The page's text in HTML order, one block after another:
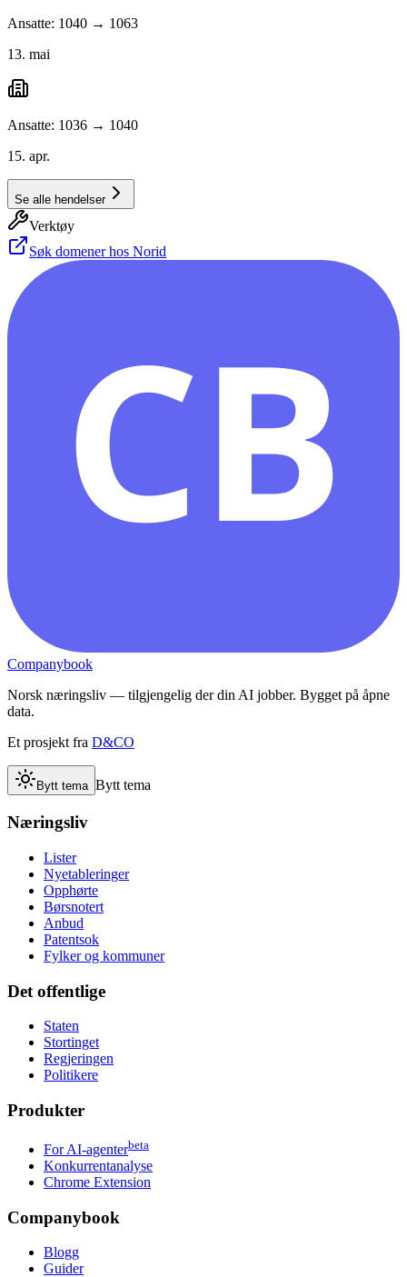
Ansatte: 1040 → 1063
13. mai
Ansatte: 1036 → 1040
15. apr.
Se alle hendelser
Verktøy
Søk domener hos Norid
CB
Companybook
Norsk næringsliv — tilgjengelig der din AI jobber. Bygget på åpne
data.
Et prosjekt fra D&CO
Bytt tema Bytt tema
Næringsliv
Lister
Nyetableringer
Opphørte
Børsnotert
Anbud
Patentsok
Fylker og kommuner
Det offentlige
Staten
Stortinget
Regjeringen
Politikere
Produkter
For AI-agenterbeta
Konkurrentanalyse
Chrome Extension
Companybook
Blogg
Guider